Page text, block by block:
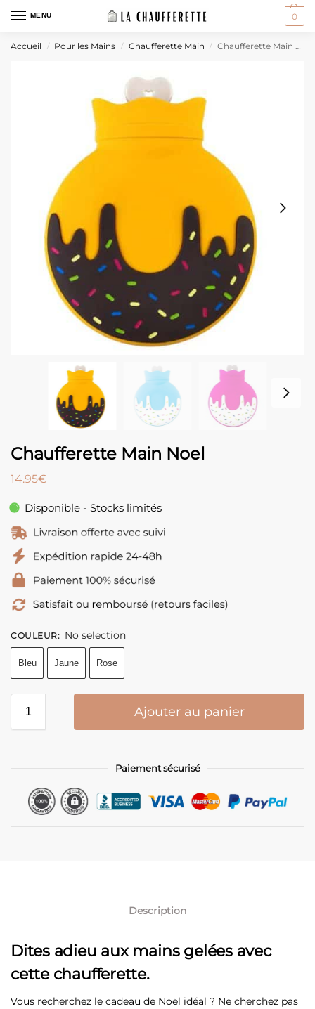
MENU 0
Accueil / Pour les Mains / Chaufferette Main / Chaufferette Main Noel
Chaufferette Main Noel
14.95€
Disponible - Stocks limités
COULEUR: No selection
Bleu Jaune Rose
Ajouter au panier
Paiement sécurisé
Description
Dites adieu aux mains gelées avec
cette chaufferette.
Vous recherchez le cadeau de Noël idéal ? Ne cherchez pas